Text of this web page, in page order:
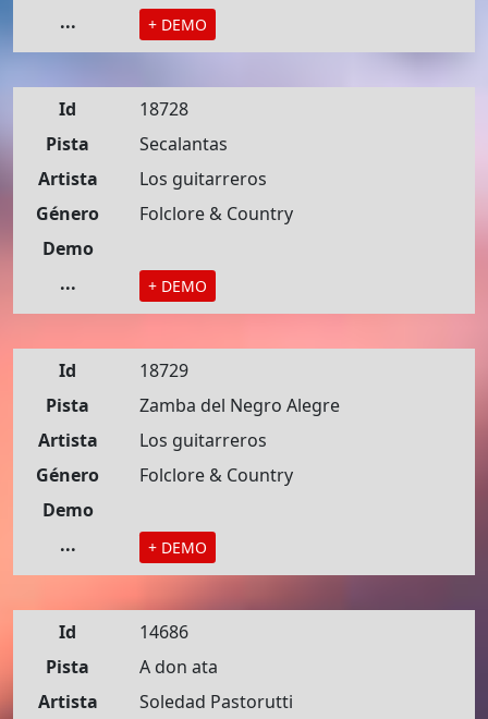
...
+ DEMO
Id
18728
Pista
Secalantas
Artista
Los guitarreros
Género
Folclore & Country
Demo
...
+ DEMO
Id
18729
Pista
Zamba del Negro Alegre
Artista
Los guitarreros
Género
Folclore & Country
Demo
...
+ DEMO
Id
14686
Pista
A don ata
Artista
Soledad Pastorutti